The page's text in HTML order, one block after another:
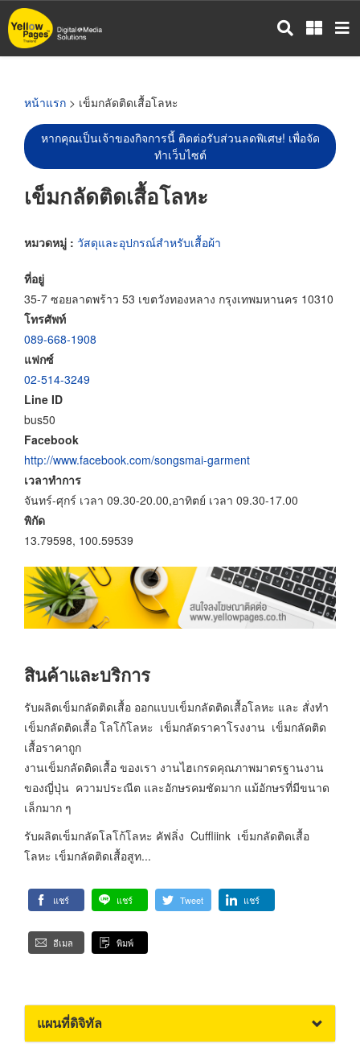
ข้าม
ไป
หน้าแรก > เข็มกลัดติดเสื้อโลหะ
หากคุณเป็นเจ้าของกิจการนี้ ติดต่อรับส่วนลดพิเศษ! เพื่อจัด
ทำเว็บไซต์
เข็มกลัดติดเสื้อโลหะ
หมวดหมู่ : วัสดุและอุปกรณ์สำหรับเสื้อผ้า
ที่อยู่
35-7 ซอยลาดพร้าว 53 เขตวังทองหลาง กรุงเทพมหานคร 10310
โทรศัพท์
089-668-1908
แฟกซ์
02-514-3249
Line ID
bus50
Facebook
http://www.facebook.com/songsmai-garment
เวลาทำการ
จันทร์-ศุกร์ เวลา 09.30-20.00,อาทิตย์ เวลา 09.30-17.00
พิกัด
13.79598, 100.59539
สินค้าและบริการ
รับผลิตเข็มกลัดติดเสื้อ ออกแบบเข็มกลัดติดเสื้อโลหะ และ สั่งทำ
เข็มกลัดติดเสื้อ โลโก้โลหะ เข็มกลัดราคาโรงงาน เข็มกลัดติด
เสื้อราคาถูก
งานเข็มกลัดติดเสื้อ ของเรา งานไฮเกรดคุณภาพมาตรฐานงาน
ของญี่ปุ่น ความประณีต และอักษรคมชัดมาก แม้อักษรที่มีขนาด
เล็กมาก ๆ
รับผลิตเข็มกลัดโลโก้โลหะ คัฟลิ่ง Cuffliink เข็มกลัดติดเสื้อ
โลหะ เข็มกลัดติดเสื้อสูท...
แชร์ แชร์ Tweet แชร์
อีเมล พิมพ์
แผนที่ดิจิทัล